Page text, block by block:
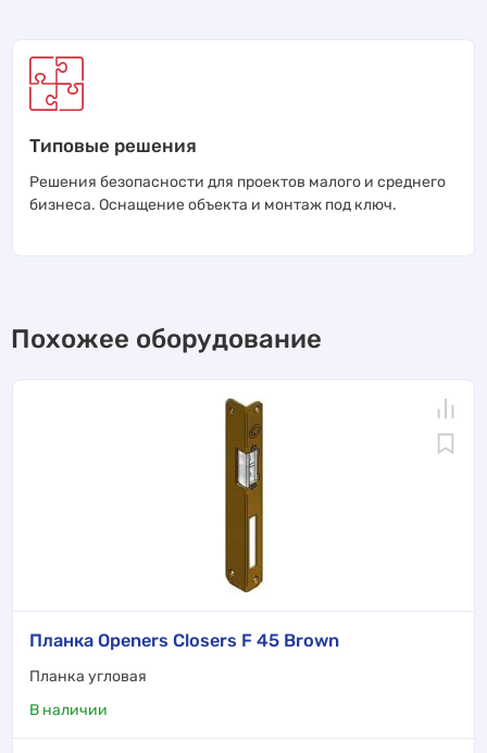
Типовые решения
Решения безопасности для проектов малого и среднего
бизнеса. Оснащение объекта и монтаж под ключ.
Похожее оборудование
Планка Openers Closers F 45 Brown
Планка угловая
В наличии